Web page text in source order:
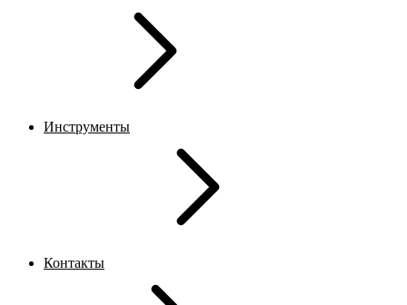
Инструменты
Контакты